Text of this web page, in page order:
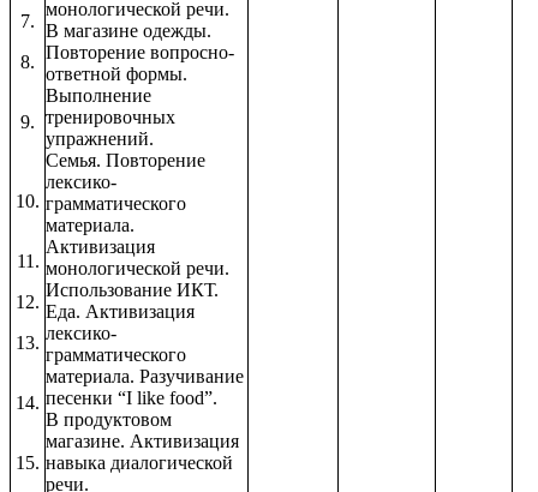
7.
8.
9.
10.
11.
12.
13.
14.
15.
монологической речи.
В магазине одежды.
Повторение вопросно-
ответной формы.
Выполнение
тренировочных
упражнений.
Семья. Повторение
лексико-
грамматического
материала.
Активизация
монологической речи.
Использование ИКТ.
Еда. Активизация
лексико-
грамматического
материала. Разучивание
песенки “I like food”.
В продуктовом
магазине. Активизация
навыка диалогической
речи.